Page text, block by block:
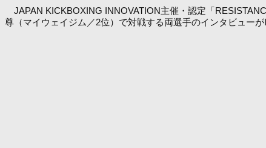
JAPAN KICKBOXING INNOVATION主催・認定「
尊（マイウェイジム／2位）で対戦する両選手のインタビューが